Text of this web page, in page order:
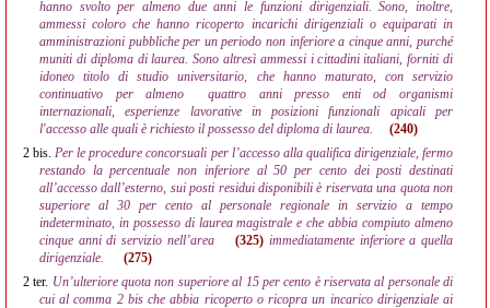
hanno svolto per almeno due anni le funzioni dirigenziali. Sono, inoltre,
ammessi coloro che hanno ricoperto incarichi dirigenziali o equiparati in
amministrazioni pubbliche per un periodo non inferiore a cinque anni, purché
muniti di diploma di laurea. Sono altresì ammessi i cittadini italiani, forniti di
idoneo titolo di studio universitario, che hanno maturato, con servizio
continuativo per almeno
quattro anni presso enti od organismi
internazionali, esperienze lavorative in posizioni funzionali apicali per
l'accesso alle quali è richiesto il possesso del diploma di laurea.
(240)
2 bis.Per le procedure concorsuali per l’accesso alla qualifica dirigenziale, fermo
restando la percentuale non inferiore al 50 per cento dei posti destinati
all’accesso dall’esterno, sui posti residui disponibili è riservata una quota non
superiore al 30 per cento al personale regionale in servizio a tempo
indeterminato, in possesso di laurea magistrale e che abbia compiuto almeno
cinque anni di servizio nell’area
(325) immediatamente inferiore a quella
dirigenziale.
(275)
2 ter. Un’ulteriore quota non superiore al 15 per cento è riservata al personale di
cui al comma 2 bis che abbia ricoperto o ricopra un incarico dirigenziale ai